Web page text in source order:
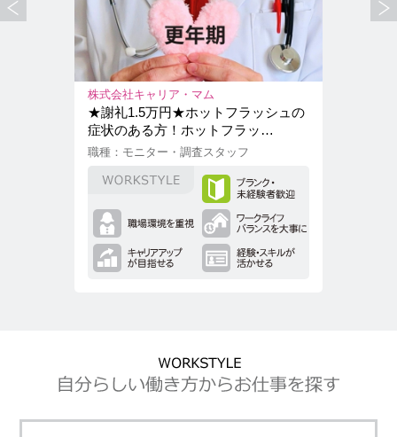
株式会社キャリア・マム
★謝礼1.5万円★ホットフラッシュの
症状のある方！ホットフラッ…
職種：モニター・調査スタッフ